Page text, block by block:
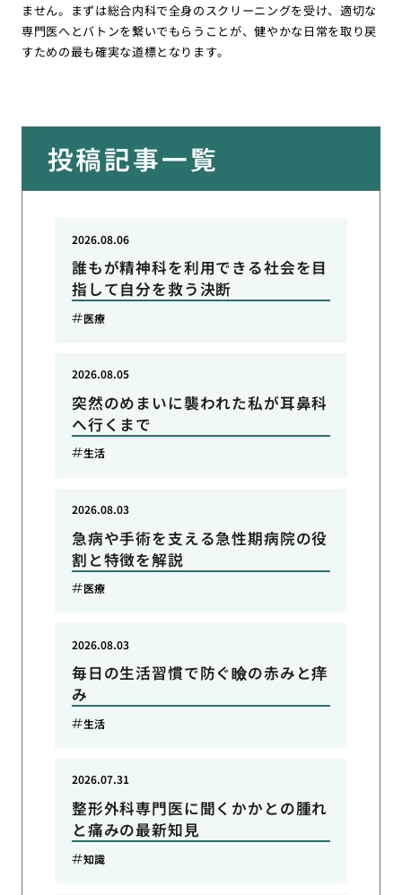
ません。まずは総合内科で全身のスクリーニングを受け、適切な
専門医へとバトンを繋いでもらうことが、健やかな日常を取り戻
すための最も確実な道標となります。
投稿記事一覧
誰もが精神科を利用できる社会を目
指して自分を救う決断
2026.08.06
医療
突然のめまいに襲われた私が耳鼻科
へ行くまで
2026.08.05
生活
急病や手術を支える急性期病院の役
割と特徴を解説
2026.08.03
医療
毎日の生活習慣で防ぐ瞼の赤みと痒
み
2026.08.03
生活
整形外科専門医に聞くかかとの腫れ
と痛みの最新知見
2026.07.31
知識